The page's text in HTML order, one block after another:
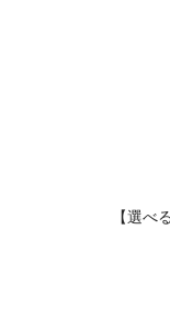
【選べ